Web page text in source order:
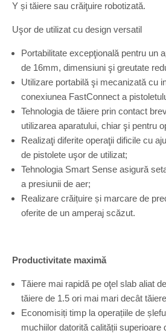
Y și tăiere sau crăiţuire robotizată.
Uşor de utilizat cu design versatil
Portabilitate excepţională pentru un
de 16mm, dimensiuni şi greutate
Utilizare portabilă şi mecanizată cu
conexiunea FastConnect a
Tehnologia de tăiere prin contact
utilizarea aparatului, chiar şi pentru
Realizaţi diferite operaţii dificile cu
de pistolete uşor de utilizat;
Tehnologia Smart Sense asigură
a presiunii de aer;
Realizare crăițuire și marcare de
oferite de un amperaj scăzut.
Productivitate maximă
Tăiere mai rapidă pe oţel slab aliat
tăiere de 1.5 ori mai mari decât
Economisiți timp la operațiile de
muchiilor datorită calității superioare